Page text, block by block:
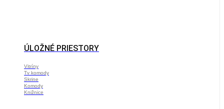
ÚLOŽNÉ PRIESTORY
Vitríny
Tv komody
Skrine
Komody
Knižnice